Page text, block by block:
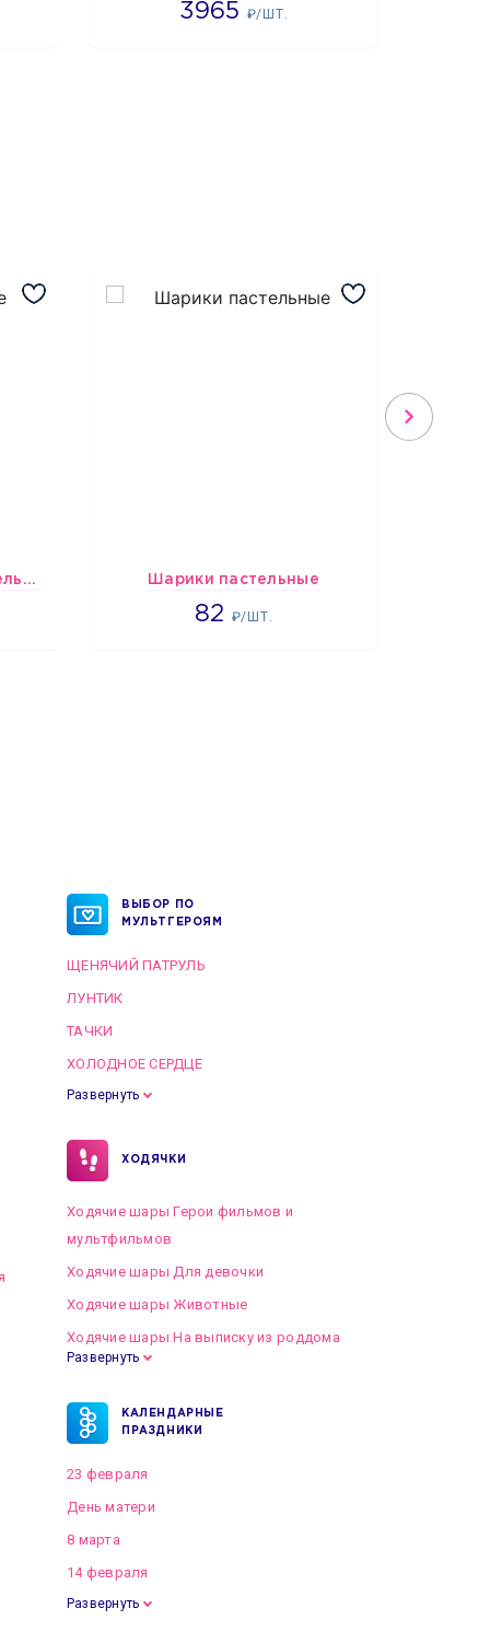
3965 ₽/ШТ.
шары Черно-белые пастельные Шарики пастельные
82 ₽/ШТ.
2192
ВЫБОР ПО
МУЛЬТГЕРОЯМ
ЩЕНЯЧИЙ ПАТРУЛЬ
ЛУНТИК
ТАЧКИ
ХОЛОДНОЕ СЕРДЦЕ
Развернуть
ХОДЯЧКИ
Ходячие шары Герои фильмов и
мультфильмов
Ходячие шары Для девочки
Ходячие шары Животные
Ходячие шары На выписку из роддома
Развернуть
КАЛЕНДАРНЫЕ
ПРАЗДНИКИ
23 февраля
День матери
8 марта
14 февраля
Развернуть